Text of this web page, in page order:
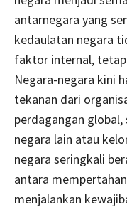
antarnegara yang
kedaulatan negara
faktor internal,
Negara-negara kini
tekanan dari
perdagangan
negara lain atau
negara seringkali
antara
menjalankan